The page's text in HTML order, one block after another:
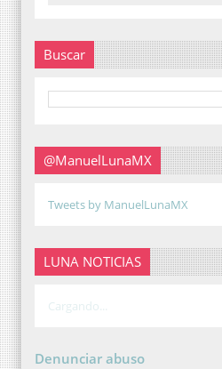
Buscar
@ManuelLunaMX
Tweets by ManuelLunaMX
LUNA NOTICIAS
Cargando...
Denunciar abuso